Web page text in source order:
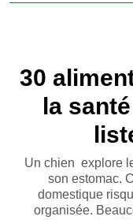
30
la
Un chien explore
son estomac.
domestique
organisée.